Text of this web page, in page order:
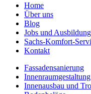
Home
Über uns
Blog
Jobs und Ausbildung
Sachs-Komfort-
Kontakt
Fassadensanierung
Innenausbau und